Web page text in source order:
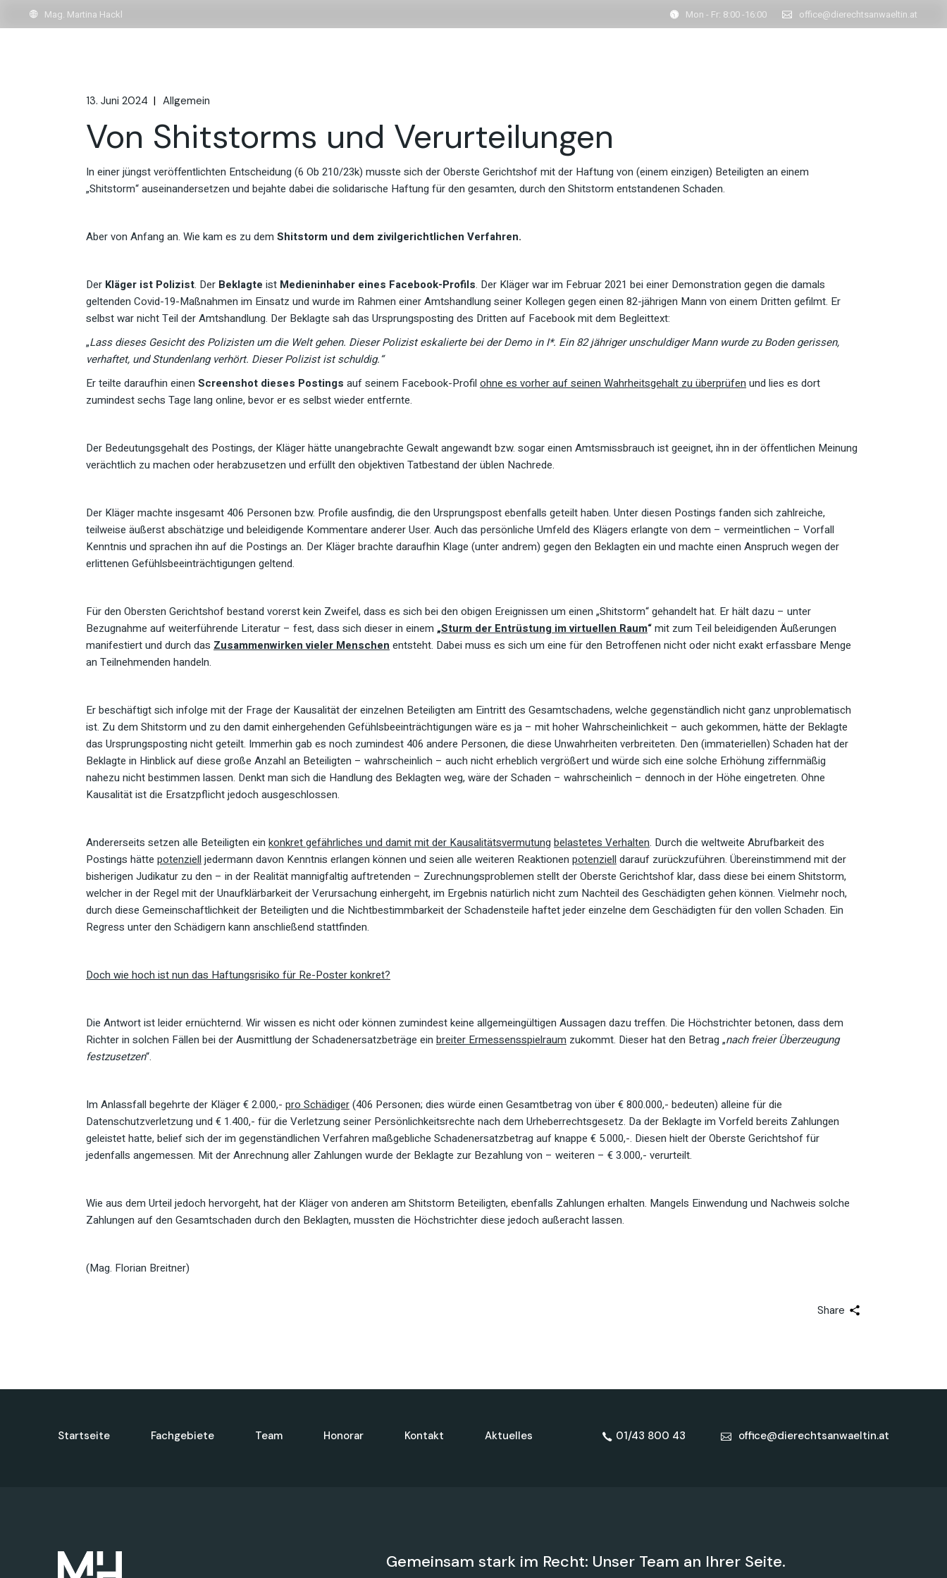
the
Mag. Martina Hackl Mon - Fr: 8:00 -16:00 office@dierechtsanwaeltin.at
Ehe – Ehepakt
Erbrecht – Testament
Scheidung – Unterhalt –
Verwaltungsstrafen und
Strafrecht
Mag. Florian Breitner
13. Juni 2024 Allgemein
Von Shitstorms und Verurteilungen
In einer jüngst veröffentlichten Entscheidung (6 Ob 210/23k) musste sich der Oberste Gerichtshof mit der Haftung von (einem einzigen) Beteiligten an einem
„Shitstorm“ auseinandersetzen und bejahte dabei die solidarische Haftung für den gesamten, durch den Shitstorm entstandenen Schaden.
Aber von Anfang an. Wie kam es zu dem Shitstorm und dem zivilgerichtlichen Verfahren.
Der Kläger ist Polizist. Der Beklagte ist Medieninhaber eines Facebook-Profils. Der Kläger war im Februar 2021 bei einer Demonstration gegen die damals
geltenden Covid-19-Maßnahmen im Einsatz und wurde im Rahmen einer Amtshandlung seiner Kollegen gegen einen 82-jährigen Mann von einem Dritten gefilmt. Er
selbst war nicht Teil der Amtshandlung. Der Beklagte sah das Ursprungsposting des Dritten auf Facebook mit dem Begleittext:
„Lass dieses Gesicht des Polizisten um die Welt gehen. Dieser Polizist eskalierte bei der Demo in I*. Ein 82 jähriger unschuldiger Mann wurde zu Boden gerissen,
verhaftet, und Stundenlang verhört. Dieser Polizist ist schuldig.“
Er teilte daraufhin einen Screenshot dieses Postings auf seinem Facebook-Profil ohne es vorher auf seinen Wahrheitsgehalt zu überprüfen und lies es dort
zumindest sechs Tage lang online, bevor er es selbst wieder entfernte.
Der Bedeutungsgehalt des Postings, der Kläger hätte unangebrachte Gewalt angewandt bzw. sogar einen Amtsmissbrauch ist geeignet, ihn in der öffentlichen Meinung
verächtlich zu machen oder herabzusetzen und erfüllt den objektiven Tatbestand der üblen Nachrede.
Der Kläger machte insgesamt 406 Personen bzw. Profile ausfindig, die den Ursprungspost ebenfalls geteilt haben. Unter diesen Postings fanden sich zahlreiche,
teilweise äußerst abschätzige und beleidigende Kommentare anderer User. Auch das persönliche Umfeld des Klägers erlangte von dem – vermeintlichen – Vorfall
Kenntnis und sprachen ihn auf die Postings an. Der Kläger brachte daraufhin Klage (unter andrem) gegen den Beklagten ein und machte einen Anspruch wegen der
erlittenen Gefühlsbeeinträchtigungen geltend.
Für den Obersten Gerichtshof bestand vorerst kein Zweifel, dass es sich bei den obigen Ereignissen um einen „Shitstorm“ gehandelt hat. Er hält dazu – unter
Bezugnahme auf weiterführende Literatur – fest, dass sich dieser in einem „Sturm der Entrüstung im virtuellen Raum“mit zum Teil beleidigenden Äußerungen
manifestiert und durch das Zusammenwirken vieler Menschen entsteht. Dabei muss es sich um eine für den Betroffenen nicht oder nicht exakt erfassbare Menge
an Teilnehmenden handeln.
Er beschäftigt sich infolge mit der Frage der Kausalität der einzelnen Beteiligten am Eintritt des Gesamtschadens, welche gegenständlich nicht ganz unproblematisch
ist. Zu dem Shitstorm und zu den damit einhergehenden Gefühlsbeeinträchtigungen wäre es ja – mit hoher Wahrscheinlichkeit – auch gekommen, hätte der Beklagte
das Ursprungsposting nicht geteilt. Immerhin gab es noch zumindest 406 andere Personen, die diese Unwahrheiten verbreiteten. Den (immateriellen) Schaden hat der
Beklagte in Hinblick auf diese große Anzahl an Beteiligten – wahrscheinlich – auch nicht erheblich vergrößert und würde sich eine solche Erhöhung ziffernmäßig
nahezu nicht bestimmen lassen. Denkt man sich die Handlung des Beklagten weg, wäre der Schaden – wahrscheinlich – dennoch in der Höhe eingetreten. Ohne
Kausalität ist die Ersatzpflicht jedoch ausgeschlossen.
Andererseits setzen alle Beteiligten ein konkret gefährliches und damit mit der Kausalitätsvermutung belastetes Verhalten. Durch die weltweite Abrufbarkeit des
Postings hätte potenziell jedermann davon Kenntnis erlangen können und seien alle weiteren Reaktionen potenziell darauf zurückzuführen. Übereinstimmend mit der
bisherigen Judikatur zu den – in der Realität mannigfaltig auftretenden – Zurechnungsproblemen stellt der Oberste Gerichtshof klar, dass diese bei einem Shitstorm,
welcher in der Regel mit der Unaufklärbarkeit der Verursachung einhergeht, im Ergebnis natürlich nicht zum Nachteil des Geschädigten gehen können. Vielmehr noch,
durch diese Gemeinschaftlichkeit der Beteiligten und die Nichtbestimmbarkeit der Schadensteile haftet jeder einzelne dem Geschädigten für den vollen Schaden. Ein
Regress unter den Schädigern kann anschließend stattfinden.
Doch wie hoch ist nun das Haftungsrisiko für Re-Poster konkret?
Die Antwort ist leider ernüchternd. Wir wissen es nicht oder können zumindest keine allgemeingültigen Aussagen dazu treffen. Die Höchstrichter betonen, dass dem
Richter in solchen Fällen bei der Ausmittlung der Schadenersatzbeträge ein breiter Ermessensspielraum zukommt. Dieser hat den Betrag „nach freier Überzeugung
festzusetzen“.
Im Anlassfall begehrte der Kläger € 2.000,- pro Schädiger(406 Personen; dies würde einen Gesamtbetrag von über € 800.000,- bedeuten) alleine für die
Datenschutzverletzung und € 1.400,- für die Verletzung seiner Persönlichkeitsrechte nach dem Urheberrechtsgesetz. Da der Beklagte im Vorfeld bereits Zahlungen
geleistet hatte, belief sich der im gegenständlichen Verfahren maßgebliche Schadenersatzbetrag auf knappe € 5.000,-. Diesen hielt der Oberste Gerichtshof für
jedenfalls angemessen. Mit der Anrechnung aller Zahlungen wurde der Beklagte zur Bezahlung von – weiteren – € 3.000,- verurteilt.
Wie aus dem Urteil jedoch hervorgeht, hat der Kläger von anderen am Shitstorm Beteiligten, ebenfalls Zahlungen erhalten. Mangels Einwendung und Nachweis solche
Zahlungen auf den Gesamtschaden durch den Beklagten, mussten die Höchstrichter diese jedoch außeracht lassen.
(Mag. Florian Breitner)
Share
Startseite Fachgebiete Team Honorar Kontakt Aktuelles 01/43 800 43 office@dierechtsanwaeltin.at
Gemeinsam stark im Recht: Unser Team an Ihrer Seite.